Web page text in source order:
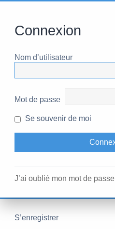
Connexion
Nom d’utilisateur
Mot de passe
Se souvenir de moi
J’ai oublié mon mot de passe
S’enregistrer